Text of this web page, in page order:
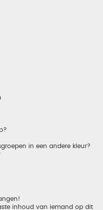
in een andere kleur?
inhoud van iemand op dit